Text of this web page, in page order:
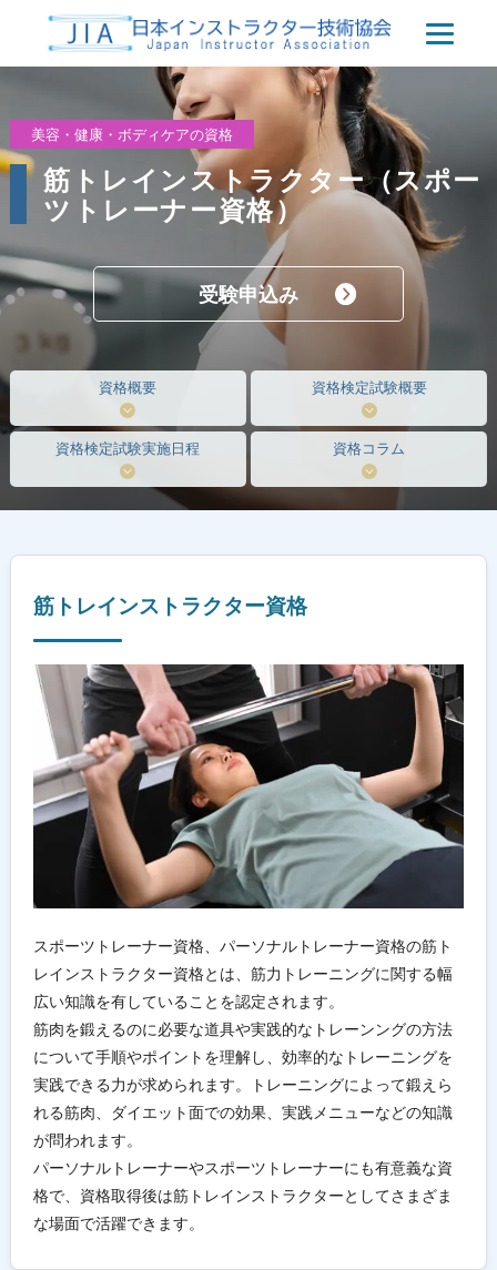
美容・健康・ボディケアの資格
筋トレインストラクター（スポー
ツトレーナー資格）
受験申込み
資格概要 資格検定試験概要
資格検定試験実施日程 資格コラム
筋トレインストラクター資格
スポーツトレーナー資格、パーソナルトレーナー資格の筋ト
レインストラクター資格とは、筋力トレーニングに関する幅
広い知識を有していることを認定されます。
筋肉を鍛えるのに必要な道具や実践的なトレーンングの方法
について手順やポイントを理解し、効率的なトレーニングを
実践できる力が求められます。トレーニングによって鍛えら
れる筋肉、ダイエット面での効果、実践メニューなどの知識
が問われます。
パーソナルトレーナーやスポーツトレーナーにも有意義な資
格で、資格取得後は筋トレインストラクターとしてさまざま
な場面で活躍できます。